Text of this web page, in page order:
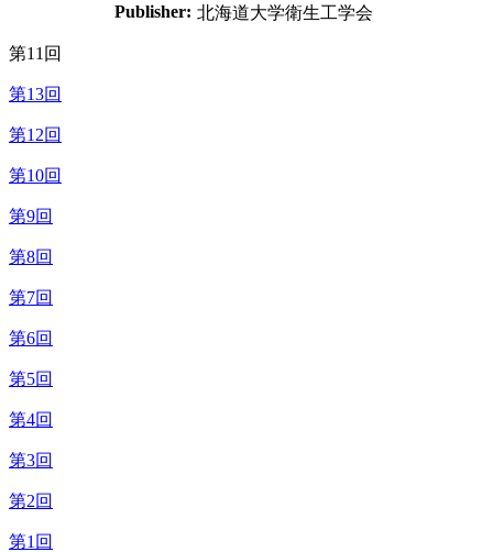
Publisher: 北海道大学衛生工学会
第11回
第13回
第12回
第10回
第9回
第8回
第7回
第6回
第5回
第4回
第3回
第2回
第1回